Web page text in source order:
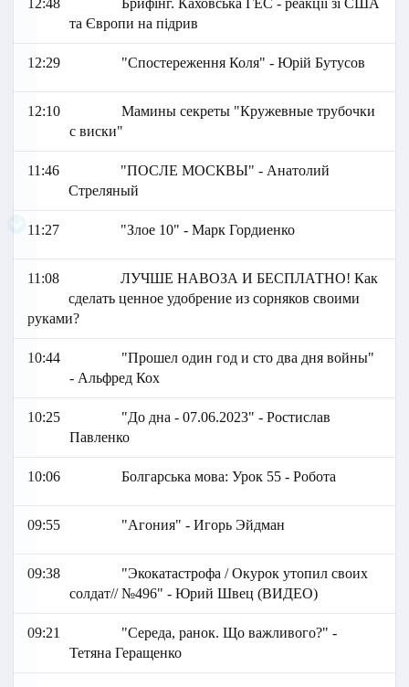
12:48
Брифінг. Каховська ГЕС - реакції зі США
та Європи на підрив
12:29 "Спостереження Коля" - Юрій Бутусов
12:10
Мамины секреты "Кружевные трубочки
с виски"
11:46
"ПОСЛЕ МОСКВЫ" - Анатолий
Стреляный
11:27 "Злое 10" - Марк Гордиенко
11:08
ЛУЧШЕ НАВОЗА И БЕСПЛАТНО! Как
сделать ценное удобрение из сорняков своими
руками?
10:44
"Прошел один год и сто два дня войны"
- Альфред Кох
10:25
"До дна - 07.06.2023" - Ростислав
Павленко
10:06 Болгарська мова: Урок 55 - Робота
09:55 "Агония" - Игорь Эйдман
09:38
"Экокатастрофа / Окурок утопил своих
солдат// №496" - Юрий Швец (ВИДЕО)
09:21
"Середа, ранок. Що важливого?" -
Тетяна Геращенко